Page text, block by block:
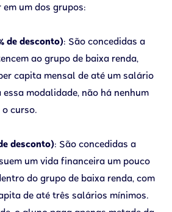
um dos grupos:
de desconto): São concedidas a
ao grupo de baixa renda,
capita mensal de até um salário
essa modalidade, não há nenhum
curso.
desconto): São concedidas a
um vida financeira um pouco
do grupo de baixa renda, com
de até três salários mínimos.